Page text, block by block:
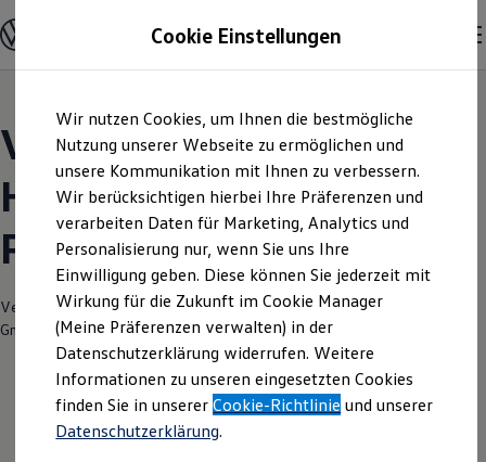
Hauptinhalt
springen
Footer
springen
Modelle und Konfigurator
Konfigurator
Modelle vergleichen
Elektroautos
ENERGY Sondermodelle
Nutzfahrzeuge
SUV und CUV
Familienautos
Kombis
Kompaktwagen
Sportwagen
Schnell verfügbare Fahrzeuge
Angebote und Produkte
Aktuelle Angebote
E-Auto-Förderung
Volkswagen Marktplatz
Die ENERGY Sondermodelle
Junge Gebrauchtwagen und Gebrauchtwagen
Volkswagen Zertifizierte Gebrauchtwagen
Elektromobilität bei Gebrauchtwagen
Volkswagen Modelle |
Hahn Automobile
Pforzheim
Verantwortlich für die Inhalte auf dieser Seite ist die Hahn Automobile
GmbH & Co. KG NL Pforzheim( Impressum & Rechtliches
Cookie Einstellungen
Wir nutzen Cookies, um Ihnen die bestmögliche
Nutzung unserer Webseite zu ermöglichen und
unsere Kommunikation mit Ihnen zu verbessern.
Wir berücksichtigen hierbei Ihre Präferenzen und
verarbeiten Daten für Marketing, Analytics und
Personalisierung nur, wenn Sie uns Ihre
Einwilligung geben. Diese können Sie jederzeit mit
Wirkung für die Zukunft im Cookie Manager
(Meine Präferenzen verwalten) in der
Datenschutzerklärung widerrufen. Weitere
Informationen zu unseren eingesetzten Cookies
finden Sie in unsererCookie-Richtlinie und unserer
Datenschutzerklärung.